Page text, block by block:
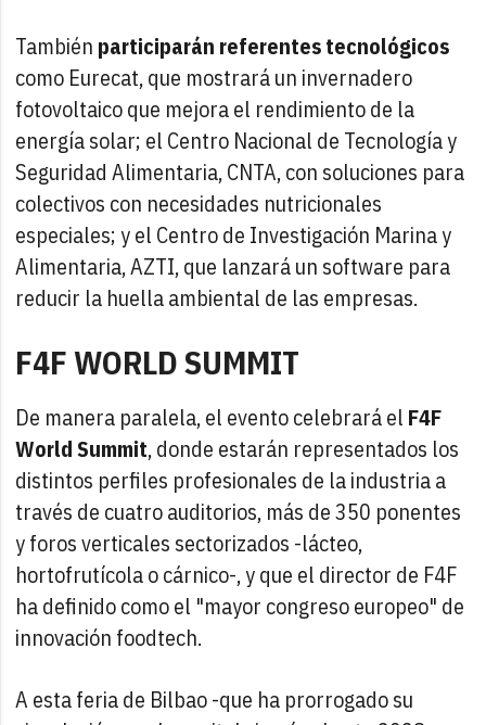
También participarán referentes tecnológicos
como Eurecat, que mostrará un invernadero
fotovoltaico que mejora el rendimiento de la
energía solar; el Centro Nacional de Tecnología y
Seguridad Alimentaria, CNTA, con soluciones para
colectivos con necesidades nutricionales
especiales; y el Centro de Investigación Marina y
Alimentaria, AZTI, que lanzará un software para
reducir la huella ambiental de las empresas.
F4F WORLD SUMMIT
De manera paralela, el evento celebrará el F4F
World Summit, donde estarán representados los
distintos perfiles profesionales de la industria a
través de cuatro auditorios, más de 350 ponentes
y foros verticales sectorizados -lácteo,
hortofrutícola o cárnico-, y que el director de F4F
ha definido como el "mayor congreso europeo" de
innovación foodtech.
A esta feria de Bilbao -que ha prorrogado su